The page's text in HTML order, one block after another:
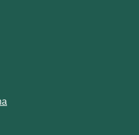
annan webbplats.